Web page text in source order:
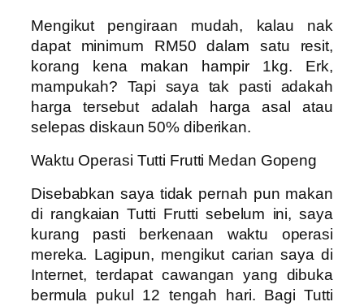
Mengikut pengiraan mudah, kalau nak
dapat minimum RM50 dalam satu resit,
korang kena makan hampir 1kg. Erk,
mampukah? Tapi saya tak pasti adakah
harga tersebut adalah harga asal atau
selepas diskaun 50% diberikan.
Waktu Operasi Tutti Frutti Medan Gopeng
Disebabkan saya tidak pernah pun makan
di rangkaian Tutti Frutti sebelum ini, saya
kurang pasti berkenaan waktu operasi
mereka. Lagipun, mengikut carian saya di
Internet, terdapat cawangan yang dibuka
bermula pukul 12 tengah hari. Bagi Tutti